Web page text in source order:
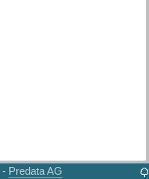
- Predata AG